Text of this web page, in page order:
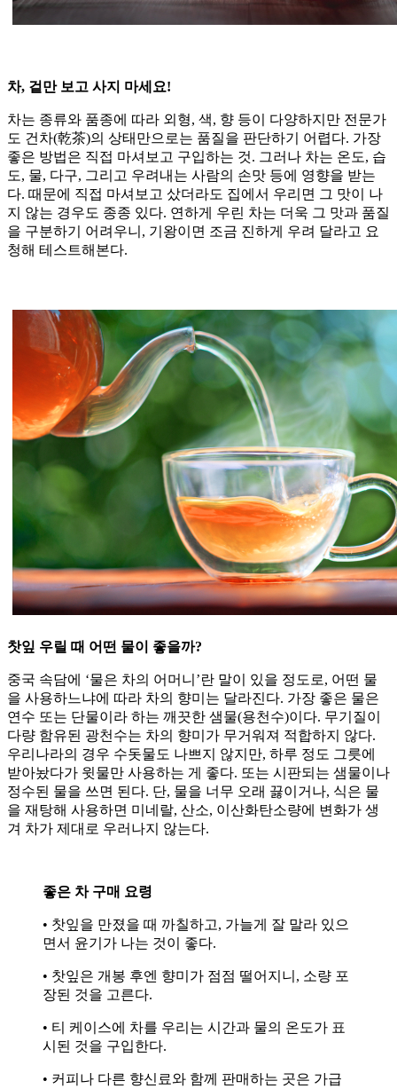
차, 겉만 보고 사지 마세요!
차는 종류와 품종에 따라 외형, 색, 향 등이 다양하지만 전문가
도 건차(乾茶)의 상태만으로는 품질을 판단하기 어렵다. 가장
좋은 방법은 직접 마셔보고 구입하는 것. 그러나 차는 온도, 습
도, 물, 다구, 그리고 우려내는 사람의 손맛 등에 영향을 받는
다. 때문에 직접 마셔보고 샀더라도 집에서 우리면 그 맛이 나
지 않는 경우도 종종 있다. 연하게 우린 차는 더욱 그 맛과 품질
을 구분하기 어려우니, 기왕이면 조금 진하게 우려 달라고 요
청해 테스트해본다.
찻잎 우릴 때 어떤 물이 좋을까?
중국 속담에 ‘물은 차의 어머니’란 말이 있을 정도로, 어떤 물
을 사용하느냐에 따라 차의 향미는 달라진다. 가장 좋은 물은
연수 또는 단물이라 하는 깨끗한 샘물(용천수)이다. 무기질이
다량 함유된 광천수는 차의 향미가 무거워져 적합하지 않다.
우리나라의 경우 수돗물도 나쁘지 않지만, 하루 정도 그릇에
받아놨다가 윗물만 사용하는 게 좋다. 또는 시판되는 샘물이나
정수된 물을 쓰면 된다. 단, 물을 너무 오래 끓이거나, 식은 물
을 재탕해 사용하면 미네랄, 산소, 이산화탄소량에 변화가 생
겨 차가 제대로 우러나지 않는다.
좋은 차 구매 요령
• 찻잎을 만졌을 때 까칠하고, 가늘게 잘 말라 있으
면서 윤기가 나는 것이 좋다.
• 찻잎은 개봉 후엔 향미가 점점 떨어지니, 소량 포
장된 것을 고른다.
• 티 케이스에 차를 우리는 시간과 물의 온도가 표
시된 것을 구입한다.
• 커피나 다른 향신료와 함께 판매하는 곳은 가급